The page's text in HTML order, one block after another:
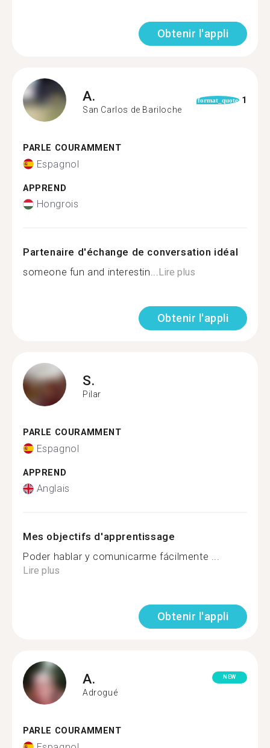
Obtenir l'appli
A.
San Carlos de Bariloche
format_quote 1
PARLE COURAMMENT
Espagnol
APPREND
Hongrois
Partenaire d'échange de conversation idéal
someone fun and interestin...Lire plus
Obtenir l'appli
S.
Pilar
PARLE COURAMMENT
Espagnol
APPREND
Anglais
Mes objectifs d'apprentissage
Poder hablar y comunicarme fácilmente ...
Lire plus
Obtenir l'appli
A.
Adrogué
NEW
PARLE COURAMMENT